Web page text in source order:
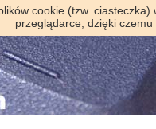
cookie (tzw.
przeglądarce, dzięki